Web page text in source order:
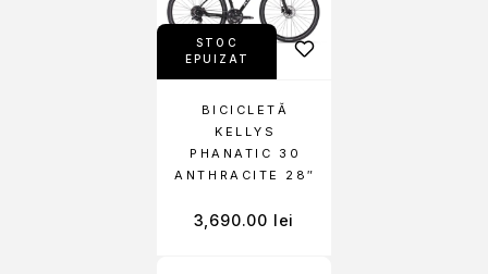
STOC
EPUIZAT
BICICLETĂ
KELLYS
PHANATIC 30
ANTHRACITE 28″
3,690.00 lei